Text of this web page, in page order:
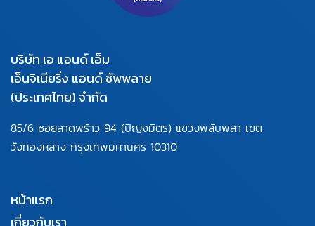
บริษัท เอ แอนด์ เอ็ม
เอ็นจิเนียริ่ง แอนด์ ซัพพลาย
(ประเทศไทย) จำกัด
85/6 ซอยลาดพร้าว 94 (ปัญจมิตร) แขวงพลับพลา เขต
วังทองหลาง กรุงเทพมหานคร 10310
หน้าแรก